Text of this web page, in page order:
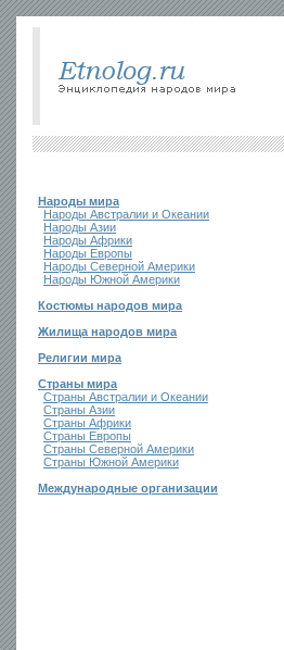
Народы мира
Народы Австралии и Океании
Народы Азии
Народы Африки
Народы Европы
Народы Северной Америки
Народы Южной Америки
Костюмы народов мира
Жилища народов мира
Религии мира
Страны мира
Страны Австралии и Океании
Страны Азии
Страны Африки
Страны Европы
Страны Северной Америки
Страны Южной Америки
Международные организации